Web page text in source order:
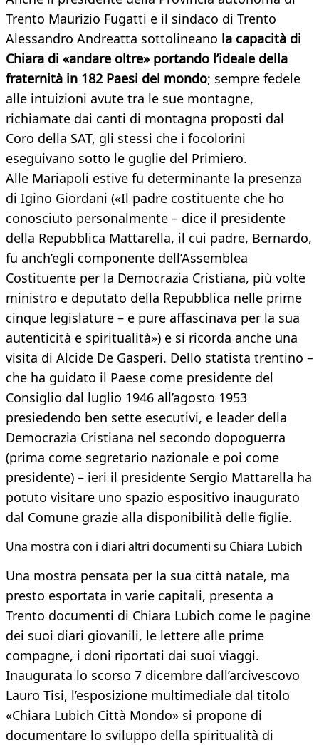
Trento Maurizio Fugatti e il sindaco di Trento
Alessandro Andreatta sottolineano la capacità di
Chiara di «andare oltre» portando l’ideale della
fraternità in 182 Paesi del mondo; sempre fedele
alle intuizioni avute tra le sue montagne,
richiamate dai canti di montagna proposti dal
Coro della SAT, gli stessi che i focolorini
eseguivano sotto le guglie del Primiero.
Alle Mariapoli estive fu determinante la presenza
di Igino Giordani («Il padre costituente che ho
conosciuto personalmente – dice il presidente
della Repubblica Mattarella, il cui padre, Bernardo,
fu anch’egli componente dell’Assemblea
Costituente per la Democrazia Cristiana, più volte
ministro e deputato della Repubblica nelle prime
cinque legislature – e pure affascinava per la sua
autenticità e spiritualità») e si ricorda anche una
visita di Alcide De Gasperi. Dello statista trentino –
che ha guidato il Paese come presidente del
Consiglio dal luglio 1946 all’agosto 1953
presiedendo ben sette esecutivi, e leader della
Democrazia Cristiana nel secondo dopoguerra
(prima come segretario nazionale e poi come
presidente) – ieri il presidente Sergio Mattarella ha
potuto visitare uno spazio espositivo inaugurato
dal Comune grazie alla disponibilità delle figlie.
Una mostra con i diari altri documenti su Chiara Lubich
Una mostra pensata per la sua città natale, ma
presto esportata in varie capitali, presenta a
Trento documenti di Chiara Lubich come le pagine
dei suoi diari giovanili, le lettere alle prime
compagne, i doni riportati dai suoi viaggi.
Inaugurata lo scorso 7 dicembre dall’arcivescovo
Lauro Tisi, l’esposizione multimediale dal titolo
«Chiara Lubich Città Mondo» si propone di
documentare lo sviluppo della spiritualità di